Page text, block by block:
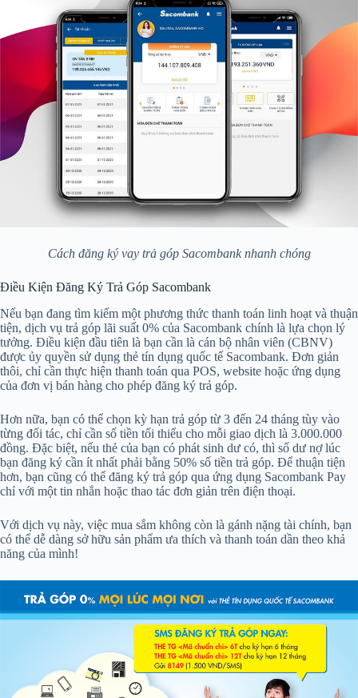
Cách đăng ký vay trả góp Sacombank nhanh chóng
Điều Kiện Đăng Ký Trả Góp Sacombank
Nếu bạn đang tìm kiếm một phương thức thanh toán linh hoạt và thuận
tiện, dịch vụ trả góp lãi suất 0% của Sacombank chính là lựa chọn lý
tưởng. Điều kiện đầu tiên là bạn cần là cán bộ nhân viên (CBNV)
được ủy quyền sử dụng thẻ tín dụng quốc tế Sacombank. Đơn giản
thôi, chỉ cần thực hiện thanh toán qua POS, website hoặc ứng dụng
của đơn vị bán hàng cho phép đăng ký trả góp.
Hơn nữa, bạn có thể chọn kỳ hạn trả góp từ 3 đến 24 tháng tùy vào
từng đối tác, chỉ cần số tiền tối thiểu cho mỗi giao dịch là 3.000.000
đồng. Đặc biệt, nếu thẻ của bạn có phát sinh dư có, thì số dư nợ lúc
bạn đăng ký cần ít nhất phải bằng 50% số tiền trả góp. Để thuận tiện
hơn, bạn cũng có thể đăng ký trả góp qua ứng dụng Sacombank Pay
chỉ với một tin nhắn hoặc thao tác đơn giản trên điện thoại.
Với dịch vụ này, việc mua sắm không còn là gánh nặng tài chính, bạn
có thể dễ dàng sở hữu sản phẩm ưa thích và thanh toán dần theo khả
năng của mình!